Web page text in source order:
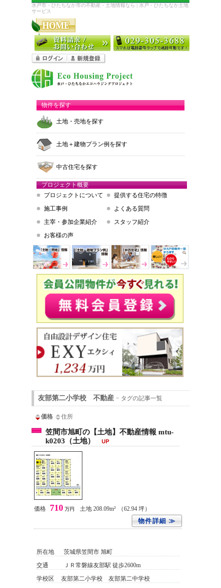
水戸市・ひたちなか市の不動産・土地情報なら | 水戸・ひたちなか土地
サービス
物件を探す
土地・売地を探す
土地＋建物プラン例を探す
中古住宅を探す
プロジェクト概要
プロジェクトについて
提供する住宅の特徴
施工事例
よくある質問
主宰・参加企業紹介
スタッフ紹介
お客様の声
友部第二小学校 不動産 − タグの記事一覧
価格 住所
笠間市旭町の【土地】不動産情報 mtu-
k0203（土地）
UP
価格 710 万円 土地 208.09m² （62.94 坪）
物件詳細 ≫
所在地
茨城県笠間市 旭町
交通
ＪＲ常磐線友部駅 徒歩2600m
学校区
友部第二小学校 友部第二中学校